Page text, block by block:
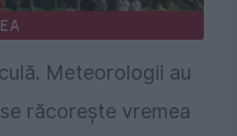
Meteorologii au
răcorește vremea